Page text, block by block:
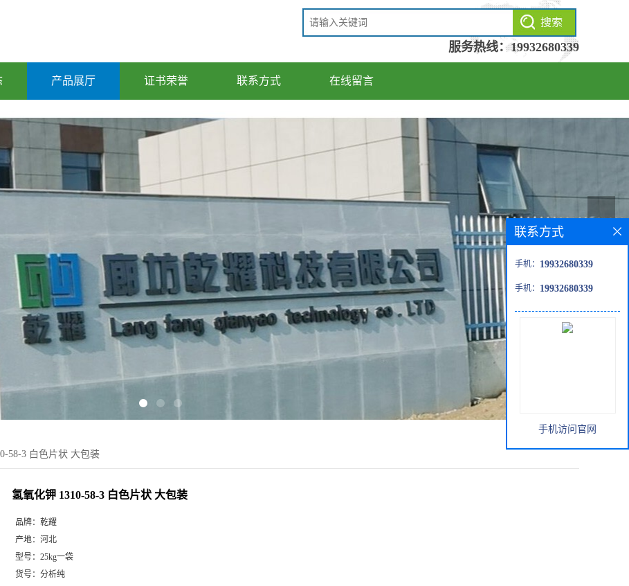
服务热线：19932680339
产品展厅 证书荣誉 联系方式 在线留言
58-3 白色片状 大包装
氢氧化钾 1310-58-3 白色片状 大包装
品牌： 乾耀
产地： 河北
型号： 25kg一袋
货号： 分析纯
联系方式
手机： 19932680339
手机： 19932680339
手机访问官网